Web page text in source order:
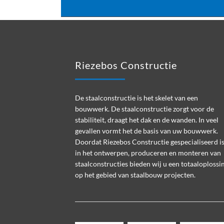
Riezebos Constructie
De staalconstructie is het skelet van een
bouwwerk. De staalconstructie zorgt voor de
stabiliteit, draagt het dak en de wanden. In veel
gevallen vormt het de basis van uw bouwwerk.
Doordat Riezebos Constructie gespecialiseerd is
in het ontwerpen, produceren en monteren van
staalconstructies bieden wij u een
op het gebied van staalbouw projecten.